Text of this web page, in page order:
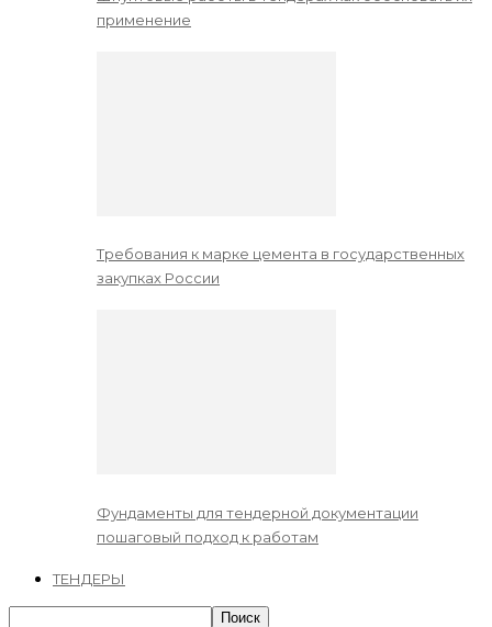
применение
Требования к марке цемента в государственных
закупках России
Фундаменты для тендерной документации
пошаговый подход к работам
ТЕНДЕРЫ